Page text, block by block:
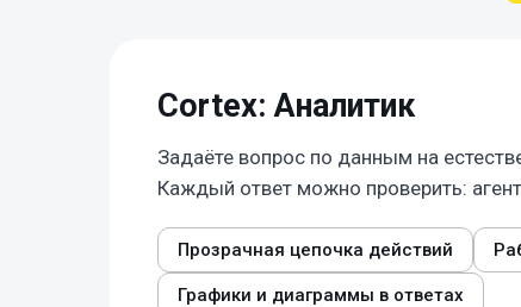
Cortex: Аналитик
Задаёте вопрос по данным на
Каждый ответ можно проверить:
Прозрачная цепочка действий
Графики и диаграммы в ответах